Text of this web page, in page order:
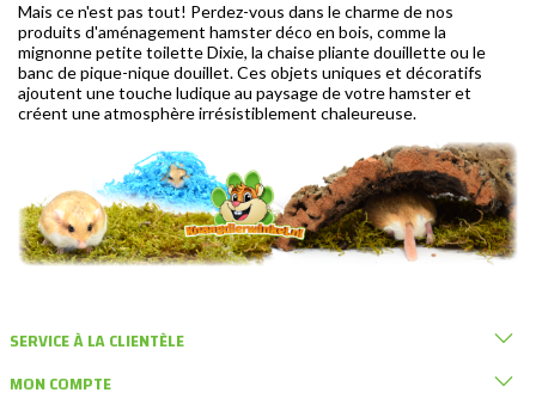
Mais ce n'est pas tout! Perdez-vous dans le charme de nos
produits d'aménagement hamster déco en bois, comme la
mignonne petite toilette Dixie, la chaise pliante douillette ou le
banc de pique-nique douillet. Ces objets uniques et décoratifs
ajoutent une touche ludique au paysage de votre hamster et
créent une atmosphère irrésistiblement chaleureuse.
SERVICE À LA CLIENTÈLE
MON COMPTE